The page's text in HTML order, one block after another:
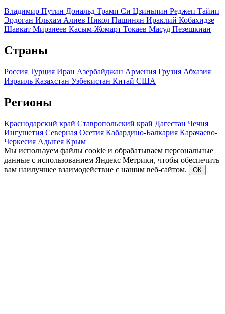
Владимир Путин Дональд Трамп Си Цзиньпин Реджеп Тайип
Эрдоган Ильхам Алиев Никол Пашинян Ираклий Кобахидзе
Шавкат Мирзиеев Касым-Жомарт Токаев Масуд Пезешкиан
Страны
Россия Турция Иран Азербайджан Армения Грузия Абхазия
Израиль Казахстан Узбекистан Китай США
Регионы
Краснодарский край Ставропольский край Дагестан Чечня
Ингушетия Северная Осетия Кабардино-Балкария Карачаево-
Черкесия Адыгея Крым
Мы используем файлы cookie и обрабатываем персональные
данные с использованием Яндекс Метрики, чтобы обеспечить
вам наилучшее взаимодействие с нашим веб-сайтом.
ОК